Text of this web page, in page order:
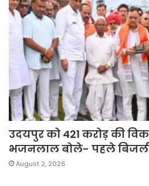
उदयपुर को 421 करोड़ की
भजनलाल बोले- पहले
August 2, 2026